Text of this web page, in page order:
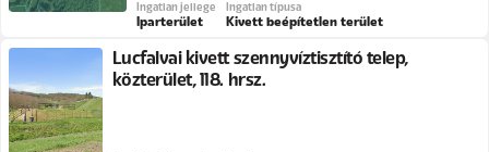
Ingatlan jellege
Iparterület
Ingatlan típusa
Kivett beépítetlen terület
Lucfalvai kivett szennyvíztisztító telep,
közterület, 118. hrsz.